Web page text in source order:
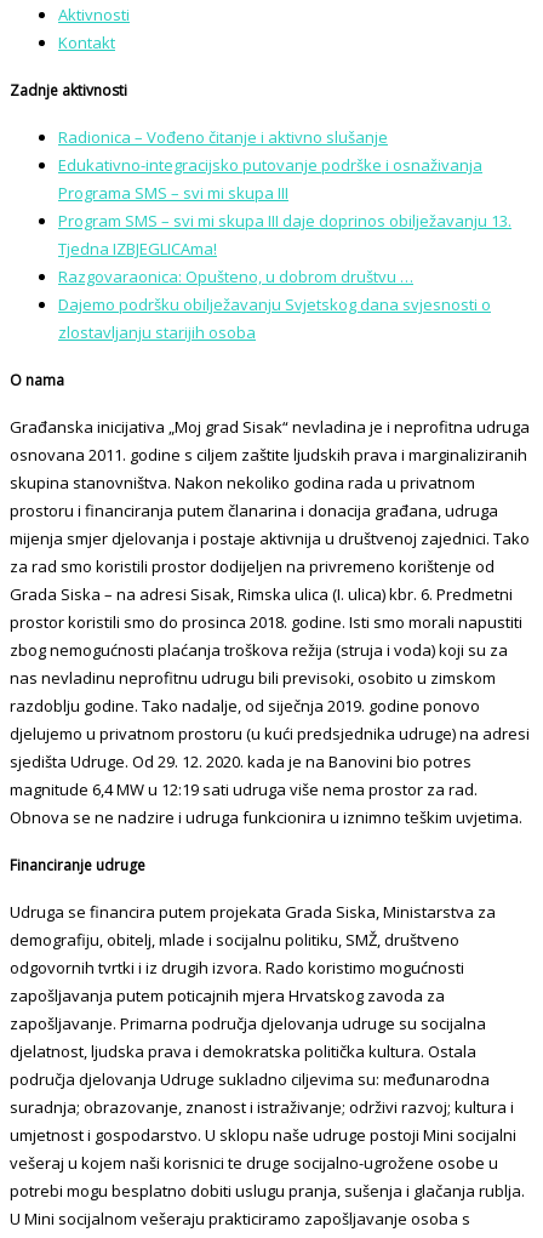
Aktivnosti
Kontakt
Zadnje aktivnosti
Radionica – Vođeno čitanje i aktivno slušanje
Edukativno-integracijsko putovanje podrške i osnaživanja
Programa SMS – svi mi skupa III
Program SMS – svi mi skupa III daje doprinos obilježavanju 13.
Tjedna IZBJEGLICAma!
Razgovaraonica: Opušteno, u dobrom društvu …
Dajemo podršku obilježavanju Svjetskog dana svjesnosti o
zlostavljanju starijih osoba
O nama
Građanska inicijativa „Moj grad Sisak“ nevladina je i neprofitna udruga
osnovana 2011. godine s ciljem zaštite ljudskih prava i marginaliziranih
skupina stanovništva. Nakon nekoliko godina rada u privatnom
prostoru i financiranja putem članarina i donacija građana, udruga
mijenja smjer djelovanja i postaje aktivnija u društvenoj zajednici. Tako
za rad smo koristili prostor dodijeljen na privremeno korištenje od
Grada Siska – na adresi Sisak, Rimska ulica (I. ulica) kbr. 6. Predmetni
prostor koristili smo do prosinca 2018. godine. Isti smo morali napustiti
zbog nemogućnosti plaćanja troškova režija (struja i voda) koji su za
nas nevladinu neprofitnu udrugu bili previsoki, osobito u zimskom
razdoblju godine. Tako nadalje, od siječnja 2019. godine ponovo
djelujemo u privatnom prostoru (u kući predsjednika udruge) na adresi
sjedišta Udruge. Od 29. 12. 2020. kada je na Banovini bio potres
magnitude 6,4 MW u 12:19 sati udruga više nema prostor za rad.
Obnova se ne nadzire i udruga funkcionira u iznimno teškim uvjetima.
Financiranje udruge
Udruga se financira putem projekata Grada Siska, Ministarstva za
demografiju, obitelj, mlade i socijalnu politiku, SMŽ, društveno
odgovornih tvrtki i iz drugih izvora. Rado koristimo mogućnosti
zapošljavanja putem poticajnih mjera Hrvatskog zavoda za
zapošljavanje. Primarna područja djelovanja udruge su socijalna
djelatnost, ljudska prava i demokratska politička kultura. Ostala
područja djelovanja Udruge sukladno ciljevima su: međunarodna
suradnja; obrazovanje, znanost i istraživanje; održivi razvoj; kultura i
umjetnost i gospodarstvo. U sklopu naše udruge postoji Mini socijalni
vešeraj u kojem naši korisnici te druge socijalno-ugrožene osobe u
potrebi mogu besplatno dobiti uslugu pranja, sušenja i glačanja rublja.
U Mini socijalnom vešeraju prakticiramo zapošljavanje osoba s